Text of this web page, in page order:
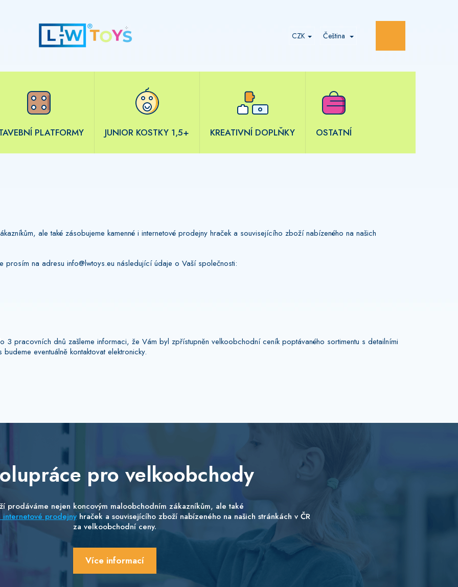
CZK Čeština
PLATFORMY JUNIOR KOSTKY 1,5+ KREATIVNÍ DOPLŇKY OSTATNÍ
ale také zásobujeme kamenné i internetové prodejny hraček a souvisejícího zboží nabízeného na našich
prosím na adresu info@lwtoys.eu následující údaje o Vaší společnosti:
pracovních dnů zašleme informaci, že Vám byl zpřístupněn velkoobchodní ceník poptávaného sortimentu s detailními
eventuálně kontaktovat elektronicky.
pro velkoobchody
prodáváme nejen koncovým maloobchodním zákazníkům, ale také
internetové prodejnyhraček a souvisejícího zboží nabízeného na našich stránkách v ČR
za velkoobchodní ceny.
Více informací